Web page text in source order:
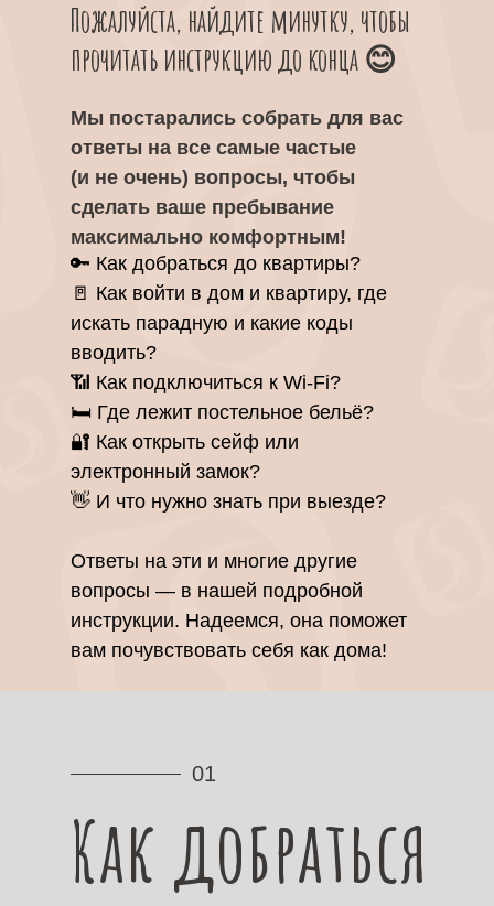
🔑 Как добраться до квартиры?
🚪 Как войти в дом и квартиру, где
искать парадную и какие коды
вводить?
📶 Как подключиться к Wi-Fi?
🛏 Где лежит постельное бельё?
🔐 Как открыть сейф или
электронный замок?
👋 И что нужно знать при выезде?
Ответы на эти и многие другие
вопросы — в нашей подробной
инструкции. Надеемся, она поможет
вам почувствовать себя как дома!
Мы постарались собрать для вас
ответы на все самые частые
(и не очень) вопросы, чтобы
сделать ваше пребывание
максимально комфортным!
Пожалуйста, найдите минутку, чтобы
прочитать инструкцию до конца 😊
Как добраться
01